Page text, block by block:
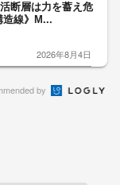
断層は力を蓄え危
造線》M...
2026年8月4日
by